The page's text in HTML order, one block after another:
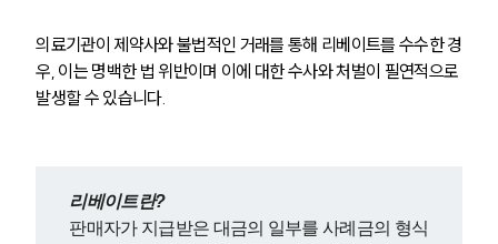
의료기관이 제약사와 불법적인 거래를 통해 리베이트를 수수한 경
우, 이는 명백한 법 위반이며 이에 대한 수사와 처벌이 필연적으로
발생할 수 있습니다.
리베이트란?
판매자가 지급받은 대금의 일부를 사례금의 형식